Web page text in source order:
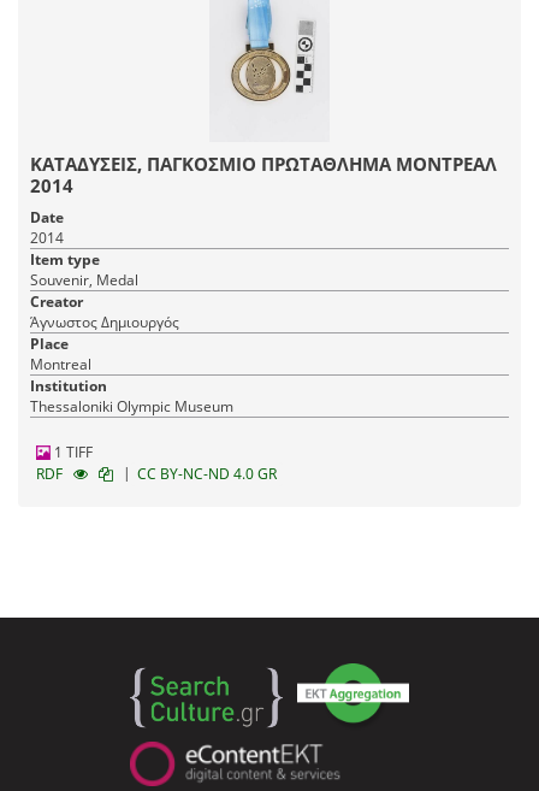
ΚΑΤΑΔΥΣΕΙΣ, ΠΑΓΚΟΣΜΙΟ ΠΡΩΤΑΘΛΗΜΑ ΜΟΝΤΡΕΑΛ
2014
Date
2014
Item type
Souvenir, Medal
Creator
Άγνωστος Δημιουργός
Place
Montreal
Institution
Thessaloniki Olympic Museum
1 TIFF
RDF
| CC BY-NC-ND 4.0 GR